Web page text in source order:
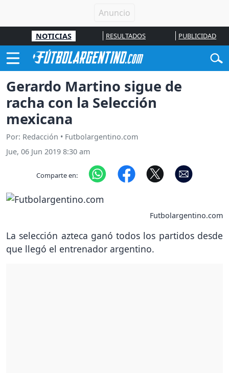
NOTICIAS RESULTADOS PUBLICIDAD
Gerardo Martino sigue de
racha con la Selección
mexicana
Por: Redacción • Futbolargentino.com
Jue, 06 Jun 2019 8:30 am
Comparte en:
Futbolargentino.com
La selección azteca ganó todos los partidos desde
que llegó el entrenador argentino.